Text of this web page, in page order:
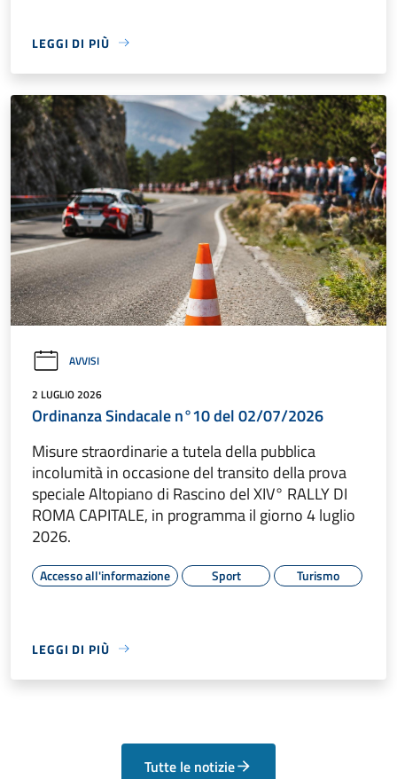
LEGGI DI PIÙ
AVVISI
2 LUGLIO 2026
Ordinanza Sindacale n°10 del 02/07/2026
Misure straordinarie a tutela della pubblica
incolumità in occasione del transito della prova
speciale Altopiano di Rascino del XIV° RALLY DI
ROMA CAPITALE, in programma il giorno 4 luglio
2026.
Accesso all'informazione Sport Turismo
LEGGI DI PIÙ
Tutte le notizie